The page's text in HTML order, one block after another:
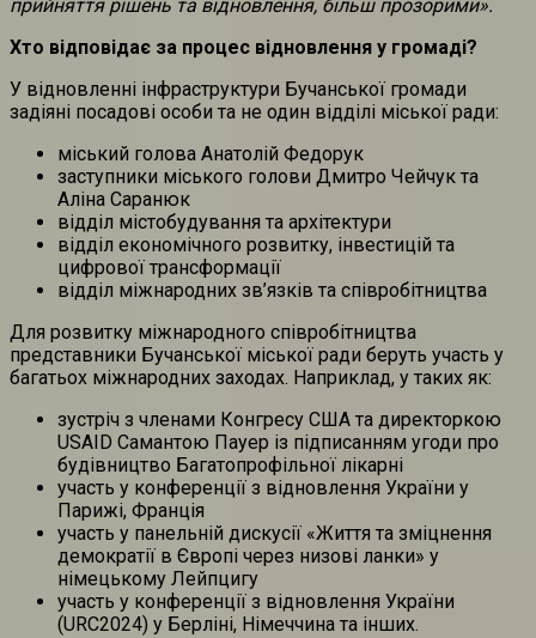
прийняття рішень та відновлення, більш прозорими».
Хто відповідає за процес відновлення у громаді?
У відновленні інфраструктури Бучанської громади
задіяні посадові особи та не один відділі міської ради:
міський голова Анатолій Федорук
заступники міського голови Дмитро Чейчук та
Аліна Саранюк
відділ містобудування та архітектури
відділ економічного розвитку, інвестицій та
цифрової трансформації
відділ міжнародних зв’язків та співробітництва
Для розвитку міжнародного співробітництва
представники Бучанської міської ради беруть участь у
багатьох міжнародних заходах. Наприклад, у таких як:
зустріч з членами Конгресу США та директоркою
USAID Самантою Пауер із підписанням угоди про
будівництво Багатопрофільної лікарні
участь у конференції з відновлення України у
Парижі, Франція
участь у панельній дискусії «Життя та зміцнення
демократії в Європі через низові ланки» у
німецькому Лейпцигу
участь у конференції з відновлення України
(URC2024) у Берліні, Німеччина та інших.